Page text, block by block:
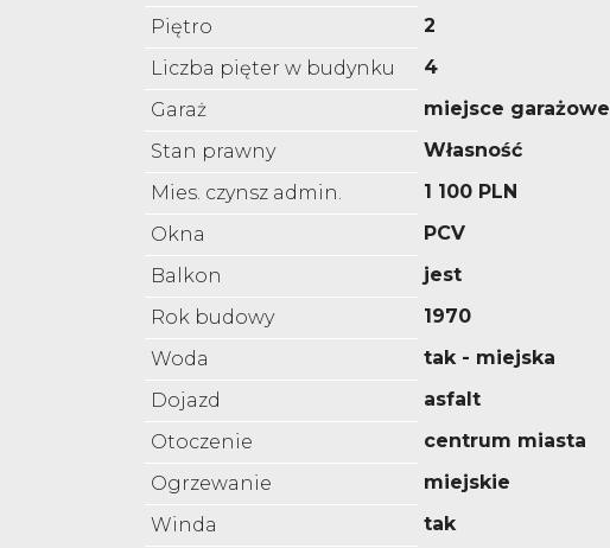
Piętro
2
Liczba pięter w budynku
4
Garaż
miejsce garażowe
Stan prawny
Własność
Mies. czynsz admin.
1 100 PLN
Okna
PCV
Balkon
jest
Rok budowy
1970
Woda
tak - miejska
Dojazd
asfalt
Otoczenie
centrum miasta
Ogrzewanie
miejskie
Winda
tak